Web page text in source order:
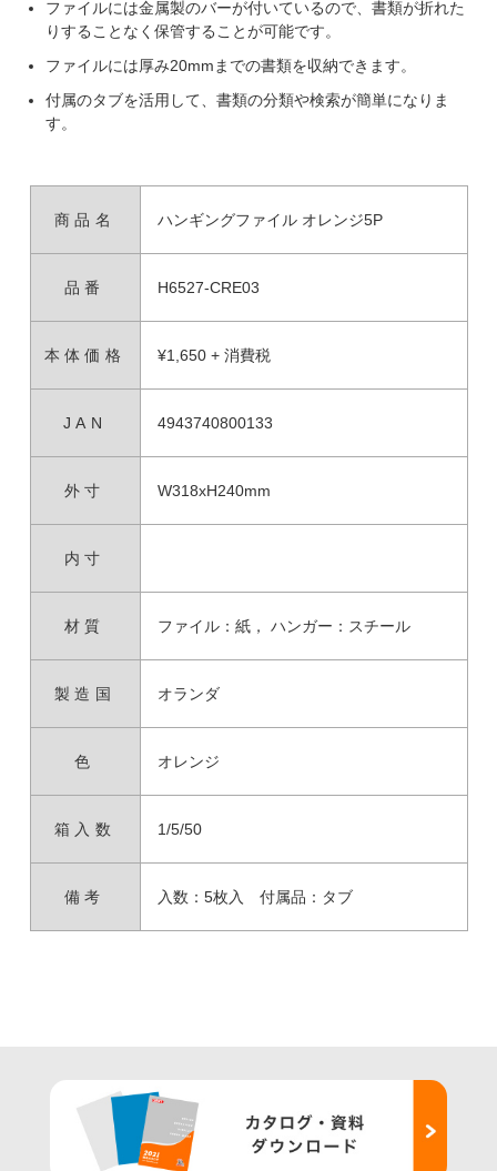
ファイルには金属製のバーが付いているので、書類が折れた
りすることなく保管することが可能です。
ファイルには厚み20mmまでの書類を収納できます。
付属のタブを活用して、書類の分類や検索が簡単になりま
す。
商品名 ハンギングファイル オレンジ5P
品番 H6527-CRE03
本体価格 ¥1,650 + 消費税
JAN 4943740800133
外寸 W318xH240mm
内寸
材質 ファイル：紙， ハンガー：スチール
製造国 オランダ
色 オレンジ
箱入数 1/5/50
備考 入数：5枚入 付属品：タブ